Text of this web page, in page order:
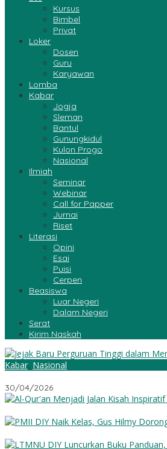
Kursus
Bimbel
Privat
Loker
Dosen
Guru
Karyawan
Lomba
Kabar
Jogja
Sleman
Bantul
Gunungkidul
Kulon Progo
Nasional
Ilmiah
Seminar
Webinar
Call for Papper
Jurnai
Riset
Literasi
Opini
Esai
Puisi
Cerpen
Beasiswa
Luar Negeri
Dalam Negeri
Serat
Kirim Naskah
Kabar, Nasional
30/04/2026